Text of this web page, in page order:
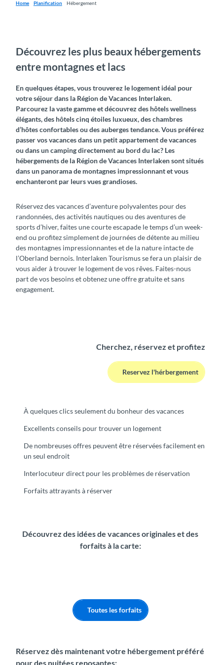
Home Planification Hébergement
Découvrez les plus beaux hébergements
entre montagnes et lacs
En quelques étapes, vous trouverez le logement idéal pour
votre séjour dans la Région de Vacances Interlaken.
Parcourez la vaste gamme et découvrez des hôtels wellness
élégants, des hôtels cinq étoiles luxueux, des chambres
d’hôtes confortables ou des auberges tendance. Vous préférez
passer vos vacances dans un petit appartement de vacances
ou dans un camping directement au bord du lac? Les
hébergements de la Région de Vacances Interlaken sont situés
dans un panorama de montagnes impressionnant et vous
enchanteront par leurs vues grandioses.
Réservez des vacances d’aventure polyvalentes pour des
randonnées, des activités nautiques ou des aventures de
sports d’hiver, faites une courte escapade le temps d’un week-
end ou profitez simplement de journées de détente au milieu
des montagnes impressionnantes et de la nature intacte de
l’Oberland bernois. Interlaken Tourismus se fera un plaisir de
vous aider à trouver le logement de vos rêves. Faites-nous
part de vos besoins et obtenez une offre gratuite et sans
engagement.
Cherchez, réservez et profitez
Reservez l'hérbergement
À quelques clics seulement du bonheur des vacances
Excellents conseils pour trouver un logement
De nombreuses offres peuvent être réservées facilement en
un seul endroit
Interlocuteur direct pour les problèmes de réservation
Forfaits attrayants à réserver
Découvrez des idées de vacances originales et des
forfaits à la carte:
Toutes les forfaits
Réservez dès maintenant votre hébergement préféré
pour des nuitées reposantes: